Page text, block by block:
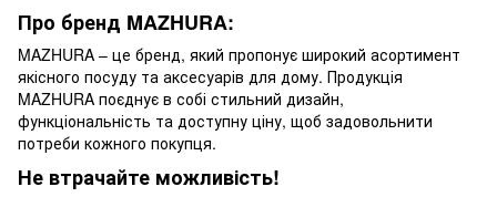
Про бренд MAZHURA:
MAZHURA – це бренд, який пропонує широкий асортимент
якісного посуду та аксесуарів для дому. Продукція
MAZHURA поєднує в собі стильний дизайн,
функціональність та доступну ціну, щоб задовольнити
потреби кожного покупця.
Не втрачайте можливість!